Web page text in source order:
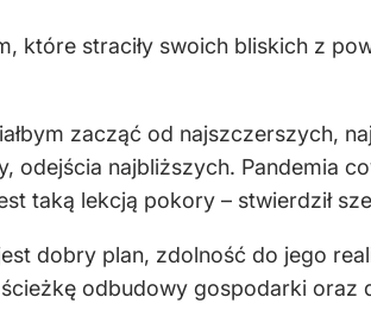
które straciły swoich bliskich z
zacząć od najszczerszych,
odejścia najbliższych. Pandemia
taką lekcją pokory – stwierdził
dobry plan, zdolność do jego
odbudowy gospodarki oraz